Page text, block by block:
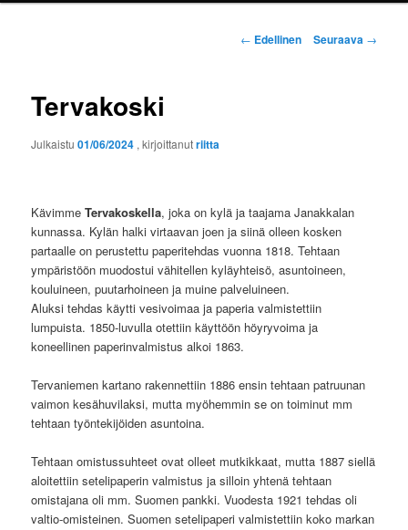
Artikkelien
← Edellinen Seuraava →
Tervakoski
Julkaistu01/06/2024 , kirjoittanutriitta
KävimmeTervakoskella, joka on kylä ja taajama Janakkalan
kunnassa. Kylän halki virtaavan joen ja siinä olleen kosken
partaalle on perustettu paperitehdas vuonna 1818. Tehtaan
ympäristöön muodostui vähitellen kyläyhteisö, asuntoineen,
kouluineen, puutarhoineen ja muine palveluineen.
Aluksi tehdas käytti vesivoimaa ja paperia valmistettiin
lumpuista. 1850-luvulla otettiin käyttöön höyryvoima ja
koneellinen paperinvalmistus alkoi 1863.
Tervaniemen kartano rakennettiin 1886 ensin tehtaan patruunan
vaimon kesähuvilaksi, mutta myöhemmin se on toiminut mm
tehtaan työntekijöiden asuntoina.
Tehtaan omistussuhteet ovat olleet mutkikkaat, mutta 1887 siellä
aloitettiin setelipaperin valmistus ja silloin yhtenä tehtaan
omistajana oli mm. Suomen pankki. Vuodesta 1921 tehdas oli
valtio-omisteinen. Suomen setelipaperi valmistettiin koko markan